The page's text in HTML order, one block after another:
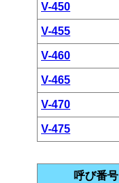
V-450
V-455
V-460
V-465
V-470
V-475
呼び番号